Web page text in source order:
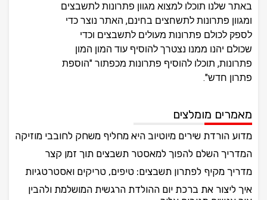
באתר שלנו תוכלו למצוא מגוון פתרונות לתשבצים
ומגוון פתרונות לתשחצים בחינם, האתר נוצר כדי
לספק לכולם פתרונות מעולים לתשבצים וכדי
שכולם יהנו ממנו נצטרך להוסיף עוד המון המון
פתרונות, תוכלו להוסיף פתרונות מכפתור "הוספת
פתרון חדש".
מאמרים מומלצים
מדוע הורדת שירים מיוטיוב היא מחליף משחק לחובבי מוזיקה
המדריך השלם להפוך למאסטר תשבצים תוך זמן קצר
מדריך מקיף לפתרון תשבצים: טיפים, טריקים ואסטרטגיות
איך ליצור את ברכת יום ההולדת הרגשית המושלמת ולהבין